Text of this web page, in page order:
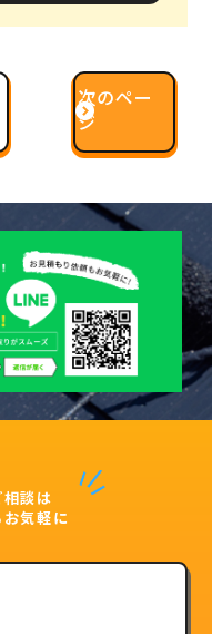
次のペー
ジ
談は
気軽に